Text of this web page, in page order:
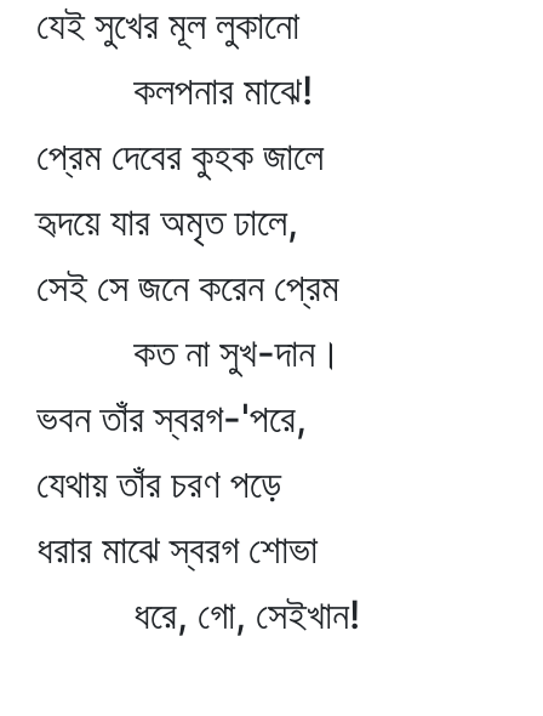
যেই সুখের মূল লুকানো
কলপনার মাঝে!
প্রেম দেবের কুহক জালে
হৃদয়ে যার অমৃত ঢালে,
সেই সে জনে করেন প্রেম
কত না সুখ-দান।
ভবন তাঁর স্বরগ-'পরে,
যেথায় তাঁর চরণ পড়ে
ধরার মাঝে স্বরগ শোভা
ধরে, গো, সেইখান!